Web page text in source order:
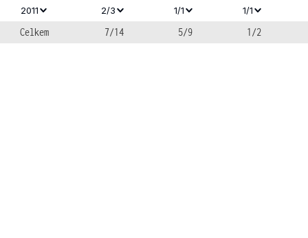
2011 2/3 1/1 1/1
Celkem 7/14 5/9 1/2